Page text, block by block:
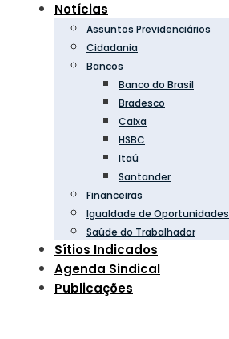
Notícias
Assuntos Previdenciários
Cidadania
Bancos
Banco do Brasil
Bradesco
Caixa
HSBC
Itaú
Santander
Financeiras
Igualdade de Oportunidades
Saúde do Trabalhador
Sítios Indicados
Agenda Sindical
Publicações